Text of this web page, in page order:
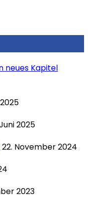
neues Kapitel
2025
22. November 2024
2023